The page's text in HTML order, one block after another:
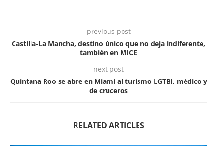
previous post
Castilla-La Mancha, destino único que no deja indiferente,
también en MICE
next post
Quintana Roo se abre en Miami al turismo LGTBI, médico y
de cruceros
RELATED ARTICLES